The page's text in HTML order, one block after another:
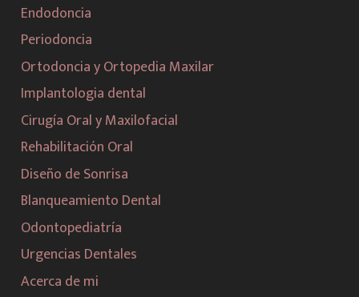
Endodoncia
Periodoncia
Ortodoncia y Ortopedia Maxilar
Implantologia dental
Cirugía Oral y Maxilofacial
Rehabilitación Oral
Diseño de Sonrisa
Blanqueamiento Dental
Odontopediatría
Urgencias Dentales
Acerca de mi